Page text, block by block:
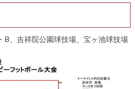
B、吉祥院公園球技場、宝ヶ池球技場